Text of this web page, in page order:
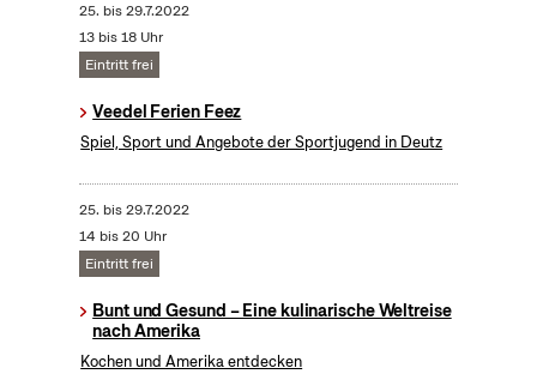
25. bis29.7.2022
13 bis 18 Uhr
Eintritt frei
Veedel Ferien Feez
Spiel, Sport und Angebote der Sportjugend in Deutz
25. bis29.7.2022
14 bis 20 Uhr
Eintritt frei
Bunt und Gesund – Eine kulinarische Weltreise
nach Amerika
Kochen und Amerika entdecken